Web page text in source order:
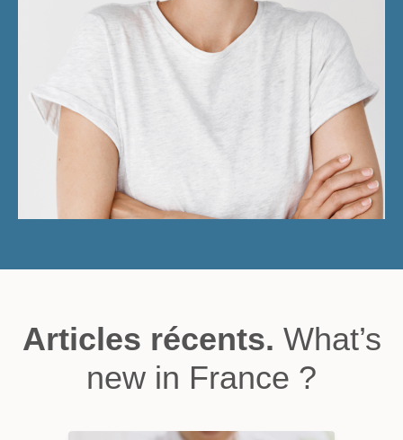
Articles récents. What’s
new in France ?